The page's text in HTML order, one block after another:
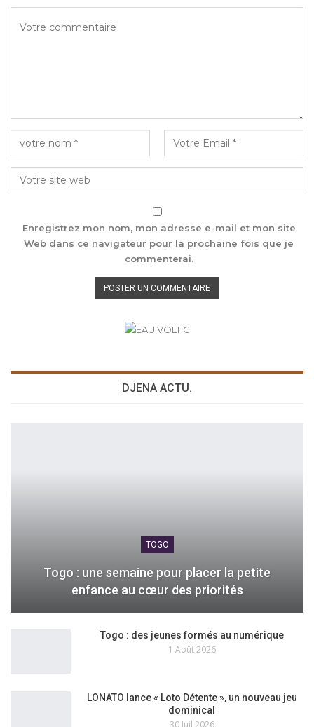
Enregistrez mon nom, mon adresse e-mail et mon site
Web dans ce navigateur pour la prochaine fois que je
commenterai.
DJENA ACTU.
TOGO
Togo : une semaine pour placer la petite
enfance au cœur des priorités
Togo : des jeunes formés au numérique
1 Août 2026
LONATO lance « Loto Détente », un nouveau jeu
dominical
30 Juil 2026